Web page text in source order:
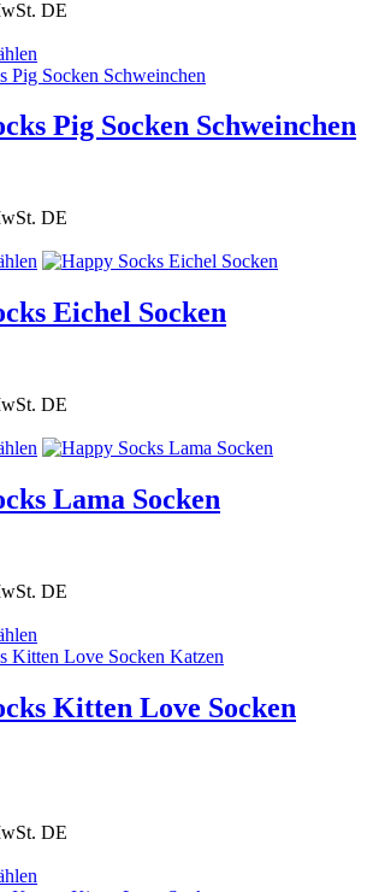
Optionen
der
gewählt
werden
DE
Produkt
mehrere
Varianten
können
auf
der
gewählt
Pig Socken Schweinchen
DE
Dieses
weist
mehrere
Optionen
können
auf
Produktseite
gewählt
Eichel Socken
DE
Dieses
weist
mehrere
Optionen
der
gewählt
werden
Lama Socken
DE
Produkt
mehrere
Varianten
auf
Kitten Love Socken
DE